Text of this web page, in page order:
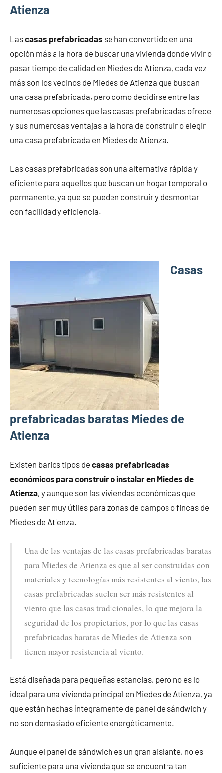
Atienza
Lascasas prefabricadas se han convertido en una
opción más a la hora de buscar una vivienda donde vivir o
pasar tiempo de calidad en Miedes de Atienza, cada vez
más son los vecinos de Miedes de Atienza que buscan
una casa prefabricada, pero como decidirse entre las
numerosas opciones que las casas prefabricadas ofrece
y sus numerosas ventajas a la hora de construir o elegir
una casa prefabricada en Miedes de Atienza.
Las casas prefabricadas son una alternativa rápida y
eficiente para aquellos que buscan un hogar temporal o
permanente, ya que se pueden construir y desmontar
con facilidad y eficiencia.
Casas
prefabricadas baratas Miedes de
Atienza
Existen barios tipos de casas prefabricadas
económicos para construir o instalar en Miedes de
Atienza, y aunque son las viviendas económicas que
pueden ser muy útiles para zonas de campos o fincas de
Miedes de Atienza.
Una de las ventajas de las casas prefabricadas baratas
para Miedes de Atienza es que al ser construidas con
materiales y tecnologías más resistentes al viento, las
casas prefabricadas suelen ser más resistentes al
viento que las casas tradicionales, lo que mejora la
seguridad de los propietarios, por lo que las casas
prefabricadas baratas de Miedes de Atienza son
tienen mayor resistencia al viento.
Está diseñada para pequeñas estancias, pero no es lo
ideal para una vivienda principal en Miedes de Atienza, ya
que están hechas íntegramente de panel de sándwich y
no son demasiado eficiente energéticamente.
Aunque el panel de sándwich es un gran aislante, no es
suficiente para una vivienda que se encuentra tan